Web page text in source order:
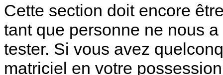
Cette section doit encore
tant que personne ne nous
tester. Si vous avez
matriciel en votre